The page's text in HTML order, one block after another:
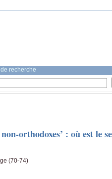
recherche
orthodoxes’ : où est le
(70-74)